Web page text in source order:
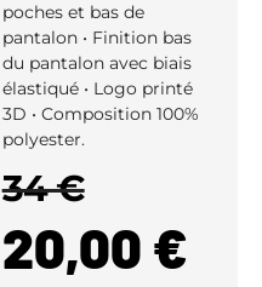
poches et bas de
pantalon • Finition bas
du pantalon avec biais
élastiqué • Logo printé
3D • Composition 100%
polyester.
34 €
20,00 €